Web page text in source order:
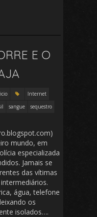
E O
Internet
sangue sequestro
mundo, em
especializada
Jamais se
das vítimas
água, telefone
os
isolados….